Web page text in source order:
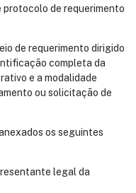
de requerimento
de requerimento dirigido
completa da
e a modalidade
ou solicitação de
os seguintes
legal da